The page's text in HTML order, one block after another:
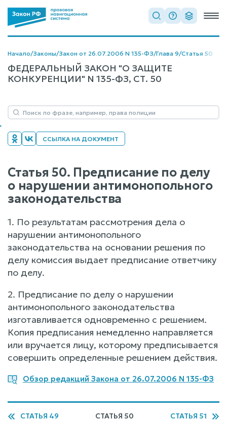
Начало/Законы/Закон от 26.07.2006 N 135-ФЗ/Глава 9/Статья 50
ФЕДЕРАЛЬНЫЙ ЗАКОН "О ЗАЩИТЕ
КОНКУРЕНЦИИ" N 135-ФЗ, СТ. 50
ССЫЛКА НА ДОКУМЕНТ
Статья 50. Предписание по делу
о нарушении антимонопольного
законодательства
1. По результатам рассмотрения дела о
нарушении антимонопольного
законодательства на основании решения по
делу комиссия выдает предписание ответчику
по делу.
2. Предписание по делу о нарушении
антимонопольного законодательства
изготавливается одновременно с решением.
Копия предписания немедленно направляется
или вручается лицу, которому предписывается
совершить определенные решением действия.
Обзор редакций Закона от 26.07.2006 N 135-ФЗ
СТАТЬЯ 49 СТАТЬЯ 50 СТАТЬЯ 51